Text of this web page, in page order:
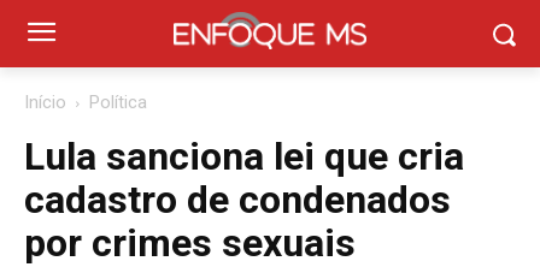
Início Política
Lula sanciona lei que cria
cadastro de condenados
por crimes sexuais